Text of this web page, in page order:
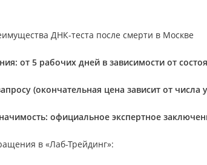
ДНК-теста после смерти в Москве
от 5 рабочих дней в зависимости от
(окончательная цена зависит от
официальное экспертное
в «Лаб-Трейдинг»: